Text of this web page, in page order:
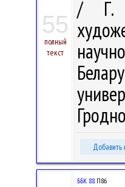
55
полный
текст
/ Г.
Добавить
ББК 88.П86